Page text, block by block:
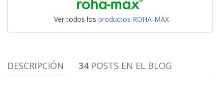
Ver todos los productos ROHA-MAX
DESCRIPCIÓN 34POSTS EN EL BLOG